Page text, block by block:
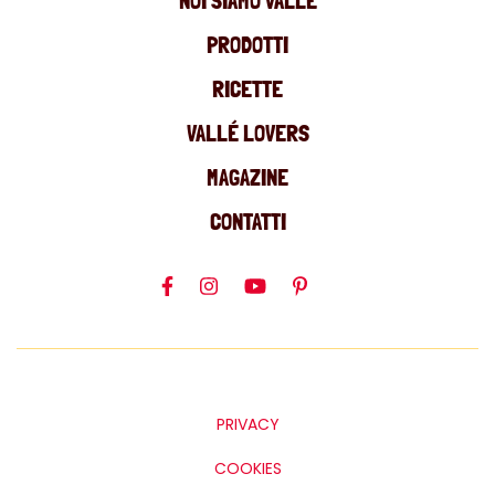
PRODOTTI
RICETTE
VALLÉ LOVERS
MAGAZINE
CONTATTI
PRIVACY
COOKIES